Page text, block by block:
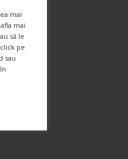
mai
mai
să le
pe
sau